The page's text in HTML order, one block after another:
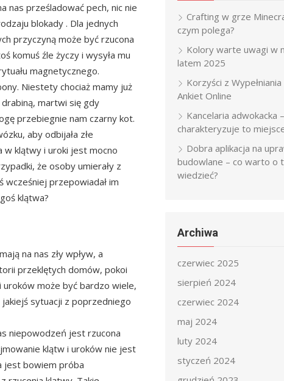
nas prześladować pech, nic nie
blokady . Dla jednych
przyczyną może być rzucona
komuś źle życzy i wysyła mu
magnetycznego.
Niestety chociaż mamy już
martwi się gdy
przebiegnie nam czarny kot.
aby odbijała złe
w klątwy i uroki jest mocno
że osoby umierały z
wcześniej przepowiadał im
klątwa?
na nas zły wpływ, a
przeklętych domów, pokoi
może być bardzo wiele,
sytuacji z poprzedniego
niepowodzeń jest rzucona
klątw i uroków nie jest
jest bowiem próba
Crafting w grze
czym polega?
Kolory warte uwagi w
latem 2025
Korzyści z Wypełniania
Ankiet Online
Kancelaria adwokacka
charakteryzuje to
Dobra aplikacja na
budowlane – co warto o
wiedzieć?
Archiwa
czerwiec 2025
sierpień 2024
czerwiec 2024
maj 2024
luty 2024
styczeń 2024